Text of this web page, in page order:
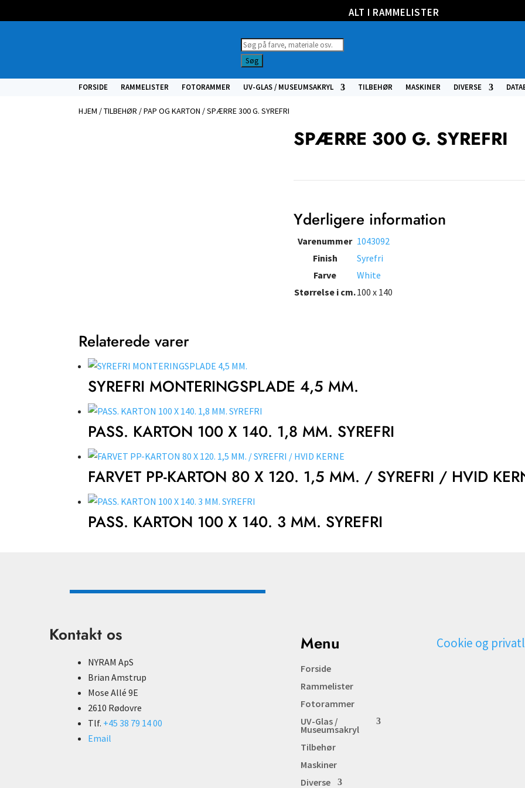
ALT I RAMMELISTER
Products
search
Søg
FORSIDE RAMMELISTER FOTORAMMER UV-GLAS / MUSEUMSAKRYL TILBEHØR MASKINER DIVERSE
HJEM /TILBEHØR /PAP OG KARTON / SPÆRRE 300 G. SYREFRI
SPÆRRE 300 G. SYREFRI
Yderligere information
Varenummer 1043092
Finish
Syrefri
Farve
White
Størrelse i cm.100 x 140
Relaterede varer
SYREFRI MONTERINGSPLADE 4,5 MM.
PASS. KARTON 100 X 140. 1,8 MM. SYREFRI
FARVET PP-KARTON 80 X 120. 1,5 MM. / SYREFRI / HVID
PASS. KARTON 100 X 140. 3 MM. SYREFRI
Kontakt os
NYRAM ApS
Brian Amstrup
Mose Allé 9E
2610 Rødovre
Tlf. +45 38 79 14 00
Email
Menu
Forside
Rammelister
Fotorammer
UV-Glas /
Museumsakryl
Tilbehør
Maskiner
Diverse
Cookie og